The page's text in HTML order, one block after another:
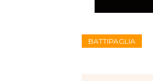
BATTIPAGLIA